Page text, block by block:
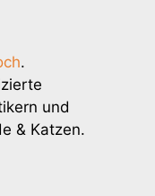
.
und
& Katzen.